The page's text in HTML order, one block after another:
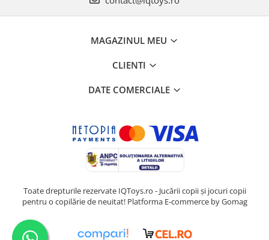
MAGAZINUL MEU
CLIENTI
DATE COMERCIALE
Toate drepturile rezervate IQToys.ro - Jucării copii și jocuri copii
pentru o copilărie de neuitat! Platforma E-commerce by Gomag